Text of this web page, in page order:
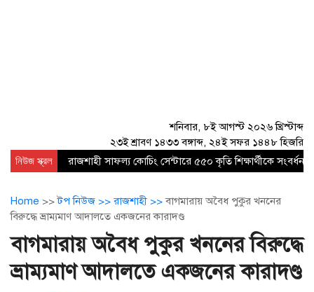
শনিবার, ৮ই আগস্ট ২০২৬ খ্রিস্টাব্দ
২৩ই শ্রাবণ ১৪৩৩ বঙ্গাব্দ, ২৪ই সফর ১৪৪৮ হিজরি
নিউজ স্ক্রল রাজশাহী সাফল্য কোচিং সেন্টারে ৫৫০ কৃতি শিক্ষার্থীকে সংবর্ধনা
Home >>টপ নিউজ >>রাজশাহী >>বাগমারায় অবৈধ পুকুর খননের
বিরুদ্ধে ভ্রাম্যমাণ আদালতে একজনের কারাদণ্ড
বাগমারায় অবৈধ পুকুর খননের বিরুদ্ধে
ভ্রাম্যমাণ আদালতে একজনের কারাদণ্ড